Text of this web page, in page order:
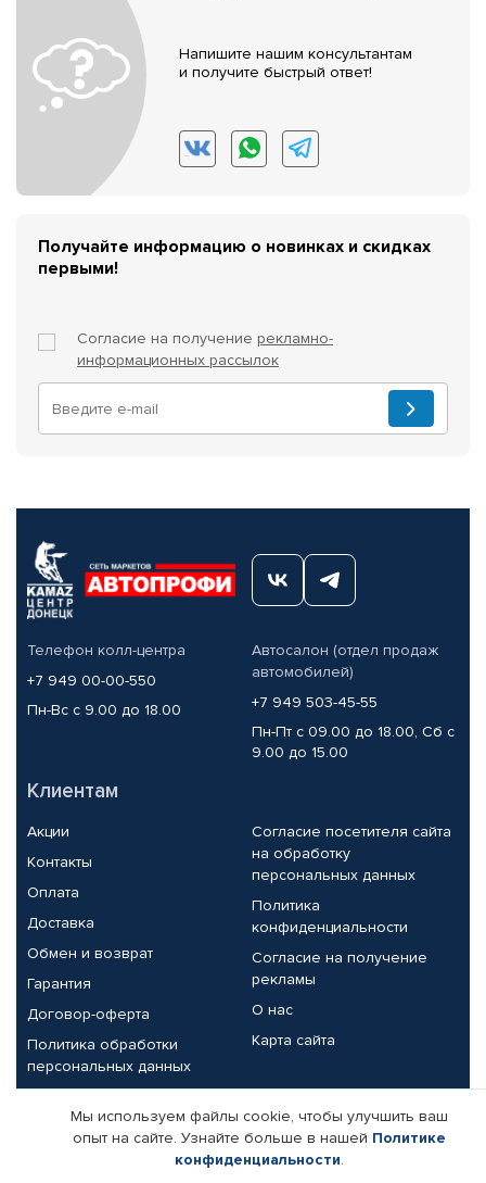
Напишите нашим консультантам
и получите быстрый ответ!
Получайте информацию о новинках и скидках
первыми!
Согласие на получение рекламно-
информационных рассылок
Телефон колл-центра
+7 949 00-00-550
Пн-Вс с 9.00 до 18.00
Автосалон (отдел продаж
автомобилей)
+7 949 503-45-55
Пн-Пт с 09.00 до 18.00, Сб с
9.00 до 15.00
Клиентам
Акции
Контакты
Оплата
Доставка
Обмен и возврат
Гарантия
Договор-оферта
Политика обработки
персональных данных
Согласие посетителя сайта
на обработку
персональных данных
Политика
конфиденциальности
Согласие на получение
рекламы
О нас
Карта сайта
Партнерам
Корпоративным клиентам
Реквизиты компании
Мы используем файлы cookie, чтобы улучшить ваш
опыт на сайте. Узнайте больше в нашей Политике
конфиденциальности.